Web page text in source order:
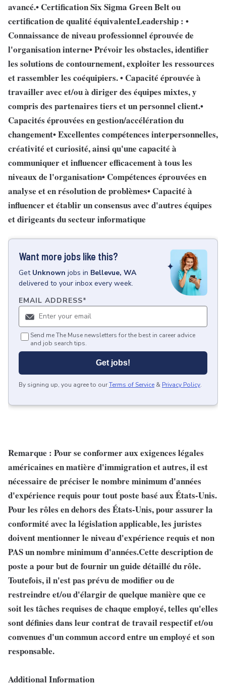
avancé.• Certification Six Sigma Green Belt ou
certification de qualité équivalenteLeadership : •
Connaissance de niveau professionnel éprouvée de
l'organisation interne• Prévoir les obstacles, identifier
les solutions de contournement, exploiter les ressources
et rassembler les coéquipiers. • Capacité éprouvée à
travailler avec et/ou à diriger des équipes mixtes, y
compris des partenaires tiers et un personnel client.•
Capacités éprouvées en gestion/accélération du
changement• Excellentes compétences interpersonnelles,
créativité et curiosité, ainsi qu'une capacité à
communiquer et influencer efficacement à tous les
niveaux de l'organisation• Compétences éprouvées en
analyse et en résolution de problèmes• Capacité à
influencer et établir un consensus avec d'autres équipes
et dirigeants du secteur informatique
Want more jobs like this?
Get Unknown jobs in Bellevue, WA
delivered to your inbox every week.
EMAIL ADDRESS*
Send me The Muse newsletters for the best in career advice
and job search tips.
Get jobs!
By signing up, you agree to ourTerms of Service & Privacy Policy.
Remarque : Pour se conformer aux exigences légales
américaines en matière d'immigration et autres, il est
nécessaire de préciser le nombre minimum d'années
d'expérience requis pour tout poste basé aux États-Unis.
Pour les rôles en dehors des États-Unis, pour assurer la
conformité avec la législation applicable, les juristes
doivent mentionner le niveau d'expérience requis et non
PAS un nombre minimum d'années.Cette description de
poste a pour but de fournir un guide détaillé du rôle.
Toutefois, il n'est pas prévu de modifier ou de
restreindre et/ou d'élargir de quelque manière que ce
soit les tâches requises de chaque employé, telles qu'elles
sont définies dans leur contrat de travail respectif et/ou
convenues d'un commun accord entre un employé et son
responsable.
Additional Information